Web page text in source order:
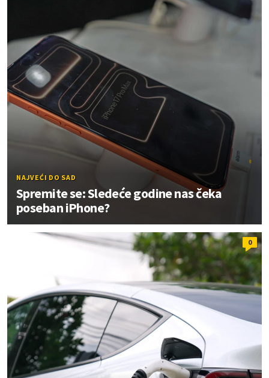
NAJVEĆI DO SAD
Spremite se: Sledeće godine nas čeka
poseban iPhone?
0